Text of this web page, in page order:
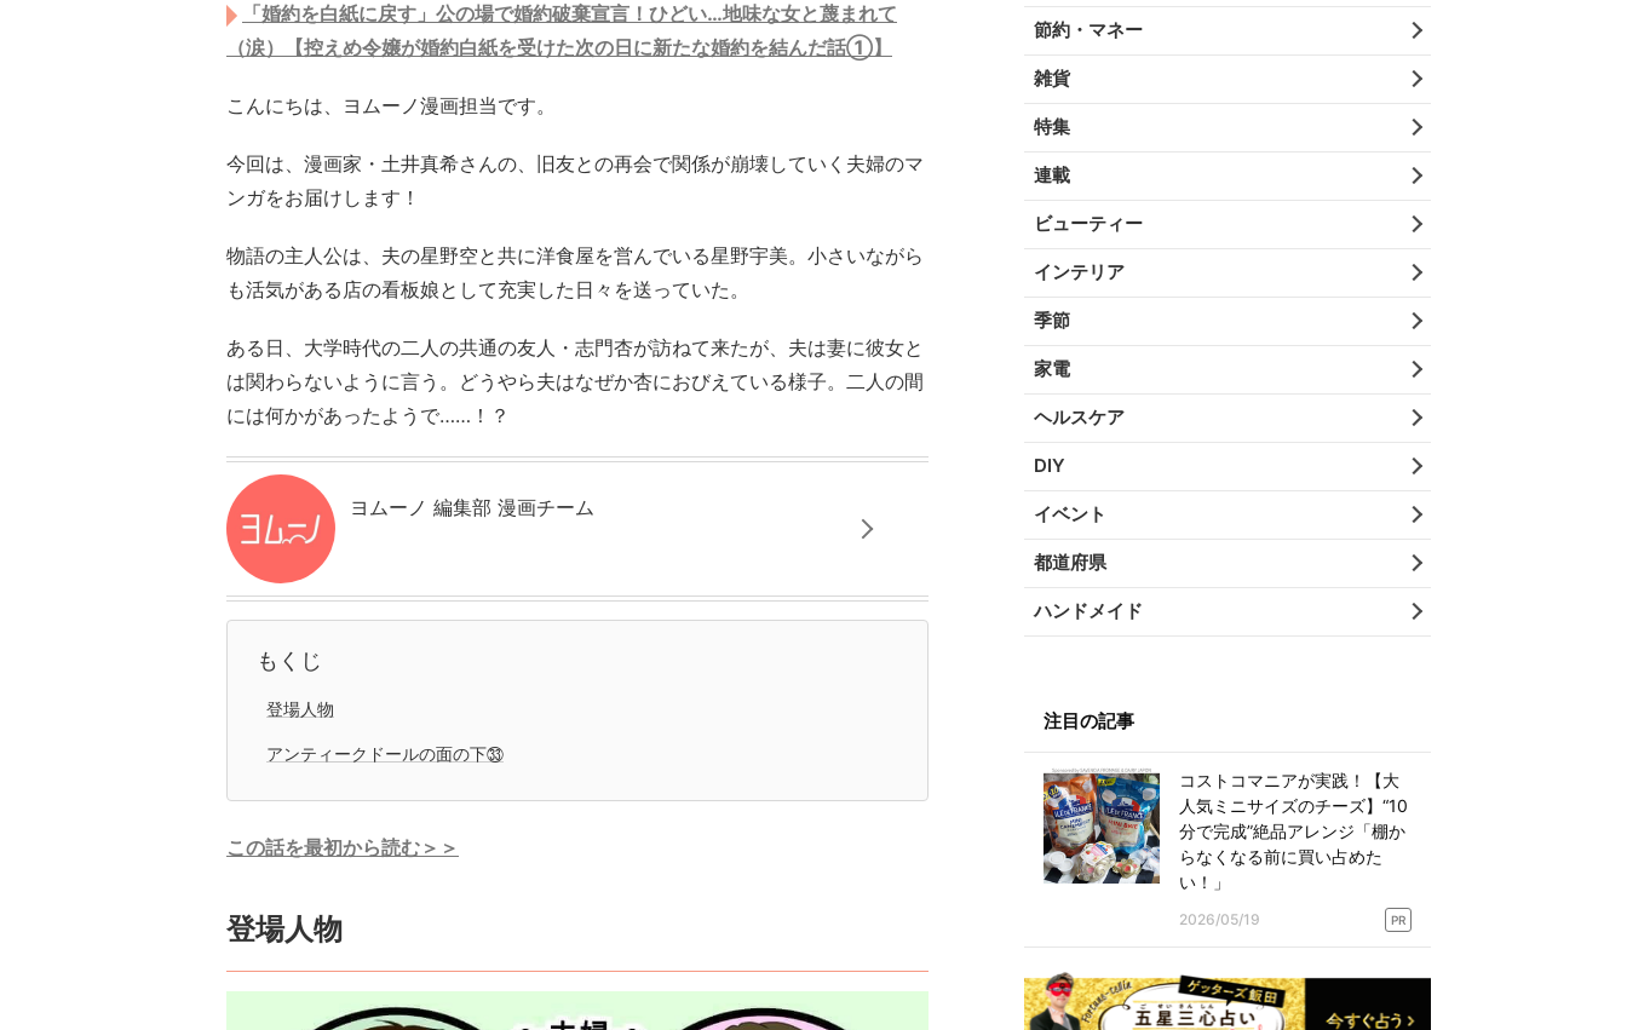
「婚約を白紙に戻す」公の場で婚約破棄宣言！ひどい…地味な女と蔑まれて
（涙）【控えめ令嬢が婚約白紙を受けた次の日に新たな婚約を結んだ話①】
こんにちは、ヨムーノ漫画担当です。
今回は、漫画家・土井真希さんの、旧友との再会で関係が崩壊していく夫婦のマ
ンガをお届けします！
物語の主人公は、夫の星野空と共に洋食屋を営んでいる星野宇美。小さいながら
も活気がある店の看板娘として充実した日々を送っていた。
ある日、大学時代の二人の共通の友人・志門杏が訪ねて来たが、夫は妻に彼女と
は関わらないように言う。どうやら夫はなぜか杏におびえている様子。二人の間
には何かがあったようで……！？
ヨムーノ 編集部 漫画チーム
もくじ
登場人物
アンティークドールの面の下㉝
この話を最初から読む＞＞
登場人物
節約・マネー
雑貨
特集
連載
ビューティー
インテリア
季節
家電
ヘルスケア
DIY
イベント
都道府県
ハンドメイド
注目の記事
コストコマニアが実践！【大
人気ミニサイズのチーズ】“10
分で完成”絶品アレンジ「棚か
らなくなる前に買い占めた
い！」
2026/05/19 PR